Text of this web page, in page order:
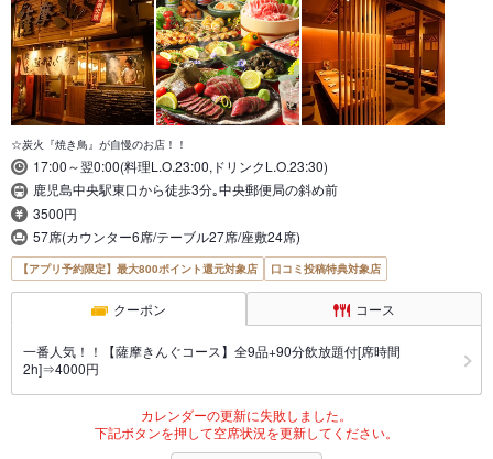
☆炭火『焼き鳥』が自慢のお店！！
17:00～翌0:00(料理L.O.23:00,ドリンクL.O.23:30)
鹿児島中央駅東口から徒歩3分｡中央郵便局の斜め前
3500円
57席(カウンター6席/テーブル27席/座敷24席)
【アプリ予約限定】最大800ポイント還元対象店 口コミ投稿特典対象店
クーポン コース
一番人気！！【薩摩きんぐコース】全9品+90分飲放題付[席時間
2h]⇒4000円
カレンダーの更新に失敗しました。
下記ボタンを押して空席状況を更新してください。